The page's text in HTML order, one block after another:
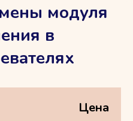
модуля
в
Цена